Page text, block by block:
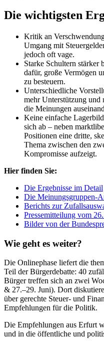
Die wichtigsten
Kritik an
Umgang mit
jedoch oft vage.
Starke Schultern stärker
dafür, große Vermögen
zu besteuern.
Unterschiedliche
mehr Unterstützung
die Meinungen
Keine einfache
sich ab – neben
Positionen eine dritte,
Thema zwischen den
Kompromisse aufzeigt.
Hier finden Sie:
Die Ergebnisse im Detail
Die Meinungsgruppen-
Berichts zur
Pressemitteilung vom
Bilder von der
Wie geht es weiter?
Die Onlinephase liefert die
Teil der Bürgerdebatte: 40
Bürger treffen sich an zwei
& 27.–29. Juni). Dort
über gerechte Steuer- und
Empfehlungen für die Politik.
Die Empfehlungen aus Erfurt
und in die öffentliche und